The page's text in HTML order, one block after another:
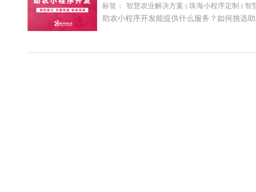
标签： 智慧农业解决方案 珠海小程序定制
智
助农小程序开发能提供什么服务？如何挑选